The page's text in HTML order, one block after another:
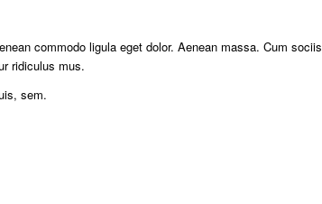
commodo ligula eget dolor. Aenean massa. Cum sociis
ridiculus mus.
sem.